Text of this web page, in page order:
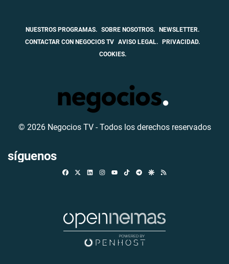
NUESTROS PROGRAMAS. SOBRE NOSOTROS.
NEWSLETTER.
CONTACTAR CON NEGOCIOS TV AVISO LEGAL.
PRIVACIDAD.
COOKIES.
© 2026 Negocios TV - Todos los derechos reservados
síguenos
FacebookLinkedinInstagramTikTokTelegramGoogle Discover